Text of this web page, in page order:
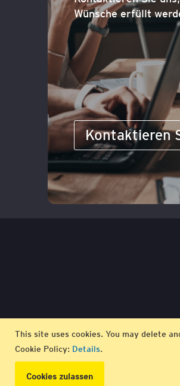
This site uses cookies. You may delete
Cookie Policy: Details.
Cookies zulassen
Wünsche erfüllt
Kontaktieren